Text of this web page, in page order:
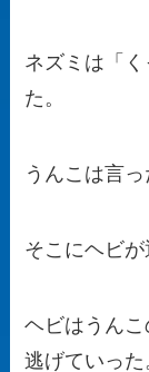
ネズミは「
た。
うんこは言っ
そこにヘビが
ヘビはうん
逃げていった